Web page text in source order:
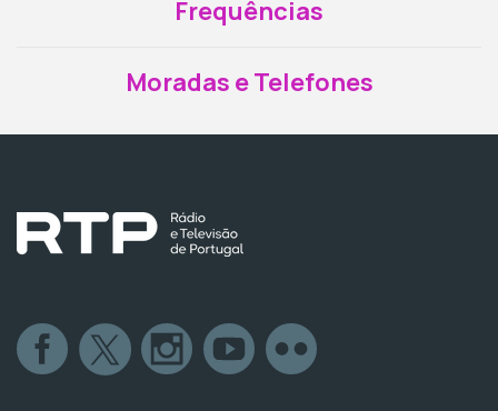
Frequências
Moradas e Telefones